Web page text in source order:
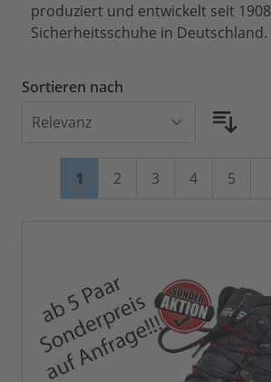
produziert und entwickelt seit 1908
Sicherheitsschuhe in Deutschland.
Sortieren nach
Sie lesen gerade Seite
1 Seite
2 Seite
3 Seite
4 Seite
5